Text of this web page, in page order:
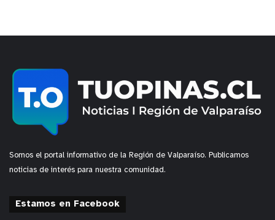
Somos el portal informativo de la Región de Valparaíso. Publicamos
noticias de interés para nuestra comunidad.
Estamos en Facebook